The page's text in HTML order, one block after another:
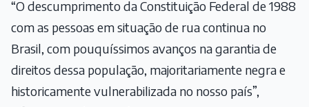
“O descumprimento da Constituição Federal de 1988
com as pessoas em situação de rua continua no
Brasil, com pouquíssimos avanços na garantia de
direitos dessa população, majoritariamente negra e
historicamente vulnerabilizada no nosso país”,